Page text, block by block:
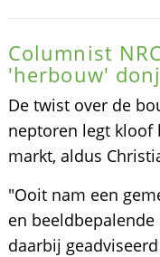
Columnist
'herbouw'
De twist over de
neptoren legt kloof
markt, aldus
"Ooit nam een
en
daarbij